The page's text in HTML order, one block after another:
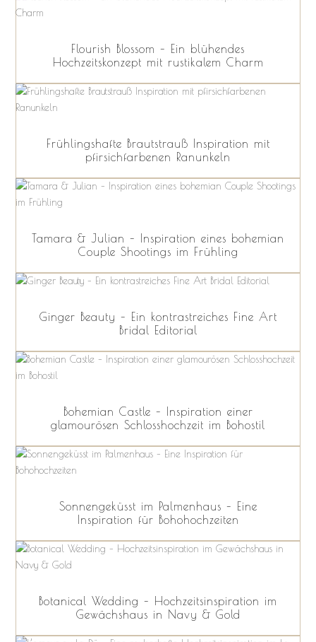
Flourish Blossom – Ein blühendes
Hochzeitskonzept mit rustikalem Charm
Frühlingshafte Brautstrauß Inspiration mit
pfirsichfarbenen Ranunkeln
Tamara & Julian – Inspiration eines bohemian
Couple Shootings im Frühling
Ginger Beauty – Ein kontrastreiches Fine Art
Bridal Editorial
Bohemian Castle – Inspiration einer
glamourösen Schlosshochzeit im Bohostil
Sonnengeküsst im Palmenhaus – Eine
Inspiration für Bohohochzeiten
Botanical Wedding – Hochzeitsinspiration im
Gewächshaus in Navy & Gold